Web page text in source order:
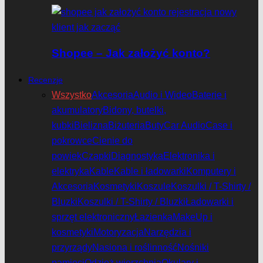
Shopee – Jak założyć konto?
Recenzje
WszystkoAkcesoriaAudio i WideoBaterie i
akumulatoryBidony, butelki,
kubkiBieliznaBiżuteriaButyCar AudioCase i
pokrowceCienie do
powiekCzapkiDiagnostykaElektronika i
elektrykaKableKable i ładowarkiKomputery i
AkcesoriaKosmetykiKoszuleKoszulki / T-Shirty /
BluzkiKoszulki / T-Shirty / BluzkiŁadowarki i
sprzęt elektronicznyŁazienkaMakeUp i
kosmetykiMotoryzacjaNarzędzia i
przyrządyNasiona i roślinnośćNośniki